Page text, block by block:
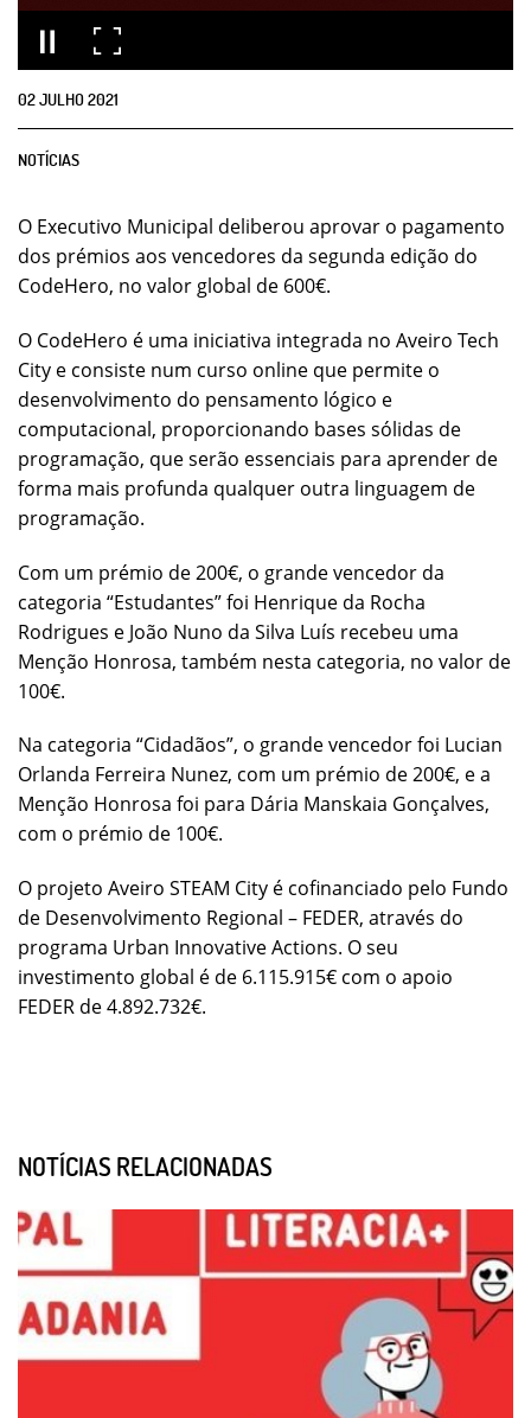
02JULHO2021
NOTÍCIAS
O Executivo Municipal deliberou aprovar o pagamento
dos prémios aos vencedores da segunda edição do
CodeHero, no valor global de 600€.
O CodeHero é uma iniciativa integrada no Aveiro Tech
City e consiste num curso online que permite o
desenvolvimento do pensamento lógico e
computacional, proporcionando bases sólidas de
programação, que serão essenciais para aprender de
forma mais profunda qualquer outra linguagem de
programação.
Com um prémio de 200€, o grande vencedor da
categoria “Estudantes” foi Henrique da Rocha
Rodrigues e João Nuno da Silva Luís recebeu uma
Menção Honrosa, também nesta categoria, no valor de
100€.
Na categoria “Cidadãos”, o grande vencedor foi Lucian
Orlanda Ferreira Nunez, com um prémio de 200€, e a
Menção Honrosa foi para Dária Manskaia Gonçalves,
com o prémio de 100€.
O projeto Aveiro STEAM City é cofinanciado pelo Fundo
de Desenvolvimento Regional – FEDER, através do
programa Urban Innovative Actions. O seu
investimento global é de 6.115.915€ com o apoio
FEDER de 4.892.732€.
NOTÍCIAS RELACIONADAS